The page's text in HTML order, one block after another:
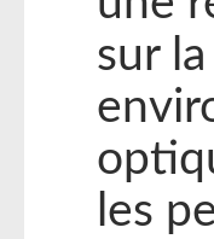
sur
les